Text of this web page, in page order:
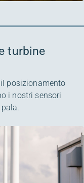
turbine
posizionamento
i nostri sensori